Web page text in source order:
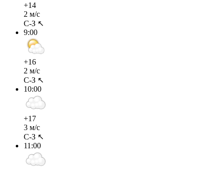
+14
2 м/с
С-З ↖
9:00
+16
2 м/с
С-З ↖
10:00
+17
3 м/с
С-З ↖
11:00